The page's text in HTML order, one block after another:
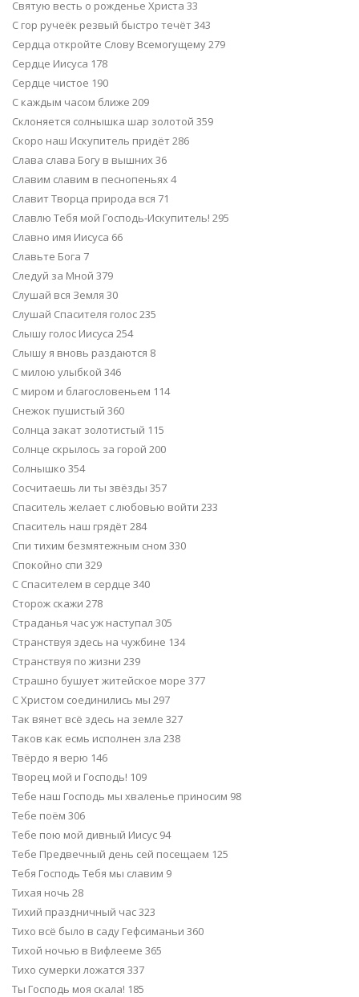
Святую весть о рожденье Христа 33
С гор ручеёк резвый быстро течёт 343
Сердца откройте Слову Всемогущему 279
Сердце Иисуса 178
Сердце чистое 190
С каждым часом ближе 209
Склоняется солнышка шар золотой 359
Скоро наш Искупитель придёт 286
Слава слава Богу в вышних 36
Славим славим в песнопеньях 4
Славит Творца природа вся 71
Славлю Тебя мой Господь-Искупитель! 295
Славно имя Иисуса 66
Славьте Бога 7
Следуй за Мной 379
Слушай вся Земля 30
Слушай Спасителя голос 235
Слышу голос Иисуса 254
Слышу я вновь раздаются 8
С милою улыбкой 346
С миром и благословеньем 114
Снежок пушистый 360
Солнца закат золотистый 115
Солнце скрылось за горой 200
Солнышко 354
Сосчитаешь ли ты звёзды 357
Спаситель желает с любовью войти 233
Спаситель наш грядёт 284
Спи тихим безмятежным сном 330
Спокойно спи 329
С Спасителем в сердце 340
Сторож скажи 278
Страданья час уж наступал 305
Странствуя здесь на чужбине 134
Странствуя по жизни 239
Страшно бушует житейское море 377
С Христом соединились мы 297
Так вянет всё здесь на земле 327
Таков как есмь исполнен зла 238
Твёрдо я верю 146
Творец мой и Господь! 109
Тебе наш Господь мы хваленье приносим 98
Тебе поём 306
Тебе пою мой дивный Иисус 94
Тебе Предвечный день сей посещаем 125
Тебя Господь Тебя мы славим 9
Тихая ночь 28
Тихий праздничный час 323
Тихо всё было в саду Гефсиманьи 360
Тихой ночью в Вифлееме 365
Тихо сумерки ложатся 337
Ты Господь моя скала! 185